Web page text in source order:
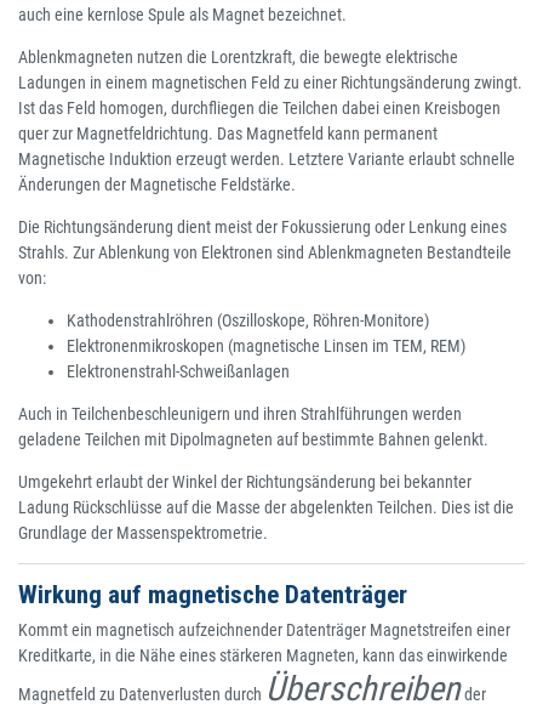
auch eine kernlose Spule als Magnet bezeichnet.
Ablenkmagneten nutzen die Lorentzkraft, die bewegte elektrische
Ladungen in einem magnetischen Feld zu einer Richtungsänderung zwingt.
Ist das Feld homogen, durchfliegen die Teilchen dabei einen Kreisbogen
quer zur Magnetfeldrichtung. Das Magnetfeld kann permanent
Magnetische Induktion erzeugt werden. Letztere Variante erlaubt schnelle
Änderungen der Magnetische Feldstärke.
Die Richtungsänderung dient meist der Fokussierung oder Lenkung eines
Strahls. Zur Ablenkung von Elektronen sind Ablenkmagneten Bestandteile
von:
Kathodenstrahlröhren (Oszilloskope, Röhren-Monitore)
Elektronenmikroskopen (magnetische Linsen im TEM, REM)
Elektronenstrahl-Schweißanlagen
Auch in Teilchenbeschleunigern und ihren Strahlführungen werden
geladene Teilchen mit Dipolmagneten auf bestimmte Bahnen gelenkt.
Umgekehrt erlaubt der Winkel der Richtungsänderung bei bekannter
Ladung Rückschlüsse auf die Masse der abgelenkten Teilchen. Dies ist die
Grundlage der Massenspektrometrie.
Wirkung auf magnetische Datenträger
Kommt ein magnetisch aufzeichnender Datenträger Magnetstreifen einer
Kreditkarte, in die Nähe eines stärkeren Magneten, kann das einwirkende
Magnetfeld zu Datenverlusten durch Überschreibender